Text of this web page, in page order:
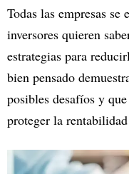
Todas las empresas
inversores quieren
estrategias para
bien pensado
posibles desafíos y
proteger la